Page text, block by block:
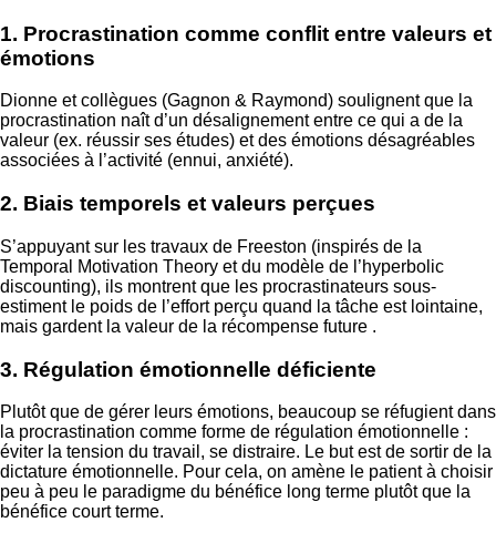
1. Procrastination comme conflit entre valeurs et
émotions
Dionne et collègues (Gagnon & Raymond) soulignent que la
procrastination naît d’un désalignement entre ce qui a de la
valeur (ex. réussir ses études) et des émotions désagréables
associées à l’activité (ennui, anxiété).
2. Biais temporels et valeurs perçues
S’appuyant sur les travaux de Freeston (inspirés de la
Temporal Motivation Theory et du modèle de l’hyperbolic
discounting), ils montrent que les procrastinateurs sous-
estiment le poids de l’effort perçu quand la tâche est lointaine,
mais gardent la valeur de la récompense future .
3. Régulation émotionnelle déficiente
Plutôt que de gérer leurs émotions, beaucoup se réfugient dans
la procrastination comme forme de régulation émotionnelle :
éviter la tension du travail, se distraire. Le but est de sortir de la
dictature émotionnelle. Pour cela, on amène le patient à choisir
peu à peu le paradigme du bénéfice long terme plutôt que la
bénéfice court terme.